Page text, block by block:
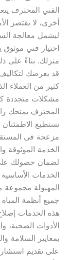
الفني المحترف
أخرى، لا يقتصر
ليشمل معالجة
اختيار فني موثوق
منزلك. بناءً على
قد يعرضك
كثير من العملاء
مشكلات متجددة
المحترف يمنحك
تستطيع
مزعجة في
لضمان حصولك على
الخدمات
المهبولة
جميع أنظمة
هذه الخدمات
الأدوات الصحية،
بمعايير السلامة
على تقديم